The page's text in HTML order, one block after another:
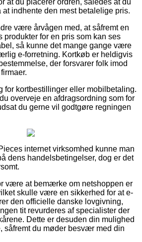
indhente den mest betalelige pris.
være årvågen med, at såfremt en
produkter for en pris som kan ses
så kunne det mange gange være
e-forretning. Kortkøb er heldigvis
der forsvarer folk imod
for kortbestillinger eller mobilbetaling.
overveje en afdragsordning som for
du gerne vil godtgøre regningen
internet virksomhed kunne man
dens handelsbetingelser, dog er det
være at bemærke om netshoppen er
skulle være en sikkerhed for at e-
den officielle danske lovgivning,
tit revurderes af specialister der
Dette er desuden din mulighed
såfremt du møder besvær med din